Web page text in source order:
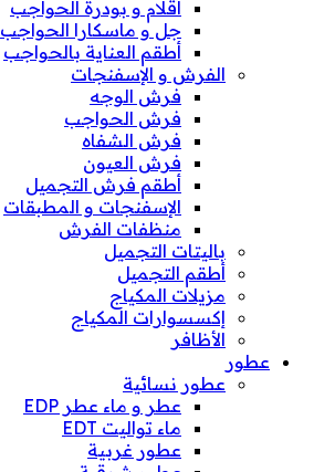
أقلام و بودرة الحواجب
جل و ماسكارا الحواجب
أطقم العناية بالحواجب
الفرش و الإسفنجات
فرش الوجه
فرش الحواجب
فرش الشفاه
فرش العيون
أطقم فرش التجميل
الإسفنجات و المطبقات
منظفات الفرش
باليتات التجميل
أطقم التجميل
مزيلات المكياج
إكسسوارات المكياج
الأظافر
عطور
عطور نسائية
عطر و ماء عطر EDP
ماء تواليت EDT
عطور غربية